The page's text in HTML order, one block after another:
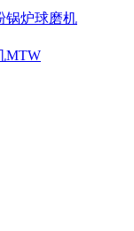
锅炉球磨机
MTW